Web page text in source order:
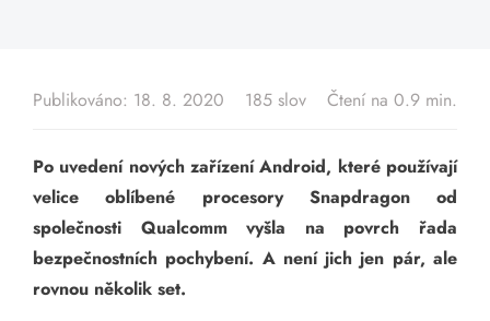
Blog
Kontakt
Publikováno: 18. 8. 2020 185 slov Čtení na 0.9 min.
Po uvedení nových zařízení Android, které používají
velice oblíbené procesory Snapdragon od
společnosti Qualcomm vyšla na povrch řada
bezpečnostních pochybení. A není jich jen pár, ale
rovnou několik set.